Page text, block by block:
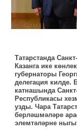
Татарстанда
Казанга ике
губернаторы
делегация килде.
катнашында
Республикасы
узды. Чара
берләшмәләре
элемтәләрне